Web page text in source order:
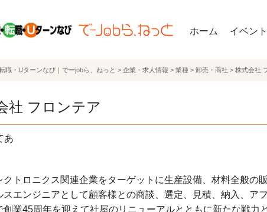
ホーム イベン
職・Uターンなび｜でーjobら、ねっと > 企業・求人情報 > 業種 > 卸売・商社 > 株式会社
社 フロンテア
あ
トロニクス関連企業をターゲットに生産設備、材料全般の
スエンジニアとして顧客様との商談、選定、見積、納入、ア
創業45周年を迎えて社屋のリニューアルとともに新たな戦力